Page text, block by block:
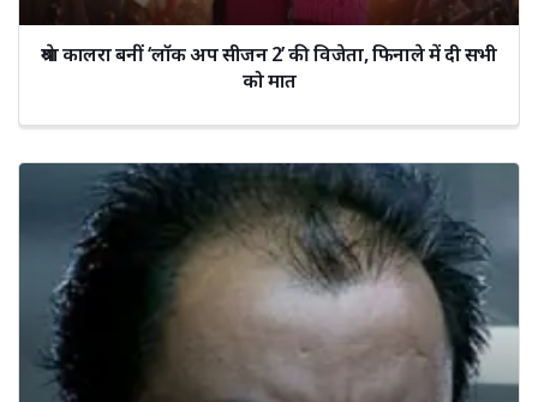
श्रेया कालरा बनीं ‘लॉक अप सीजन 2’ की विजेता, फिनाले में दी सभी
को मात